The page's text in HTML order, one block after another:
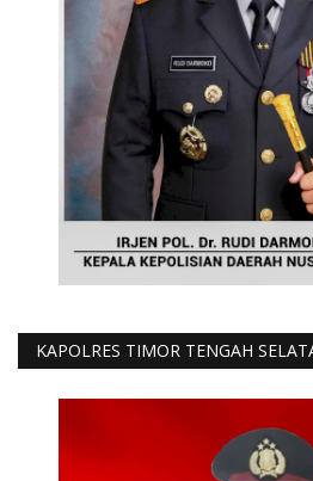
KAPOLRES TIMOR TENGAH